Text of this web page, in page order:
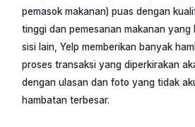
pemasok makanan) puas dengan
tinggi dan pemesanan makanan yang
sisi lain, Yelp memberikan banyak
proses transaksi yang diperkirakan
dengan ulasan dan foto yang tidak
hambatan terbesar.